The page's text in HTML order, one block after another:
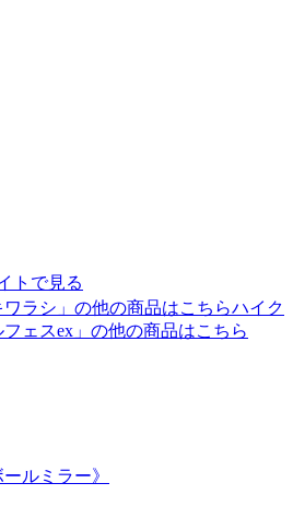
トで見る
ワラシ 」の他の商品はこちらハイク
ェスex」 の他の商品はこちら
ルミラー》